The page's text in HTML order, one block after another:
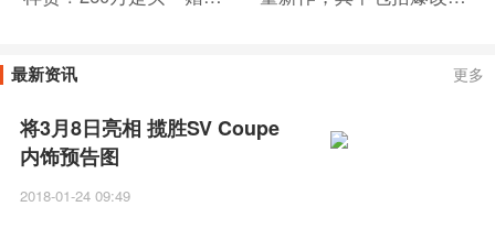
最新资讯 更多
将3月8日亮相 揽胜SV Coupe
内饰预告图
2018-01-24 09:49